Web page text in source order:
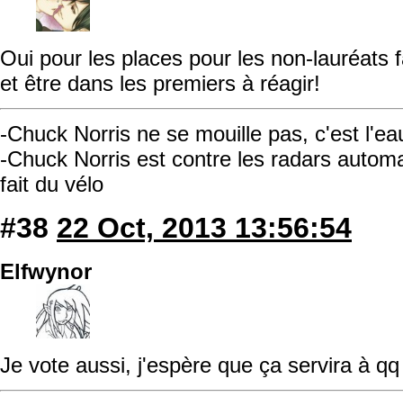
Oui pour les places pour les non-lauréats
et être dans les premiers à réagir!
-Chuck Norris ne se mouille pas, c'est
-Chuck Norris est contre les radars
fait du vélo
#38 22 Oct, 2013 13:56:54
Elfwynor
Je vote aussi, j'espère que ça servira à